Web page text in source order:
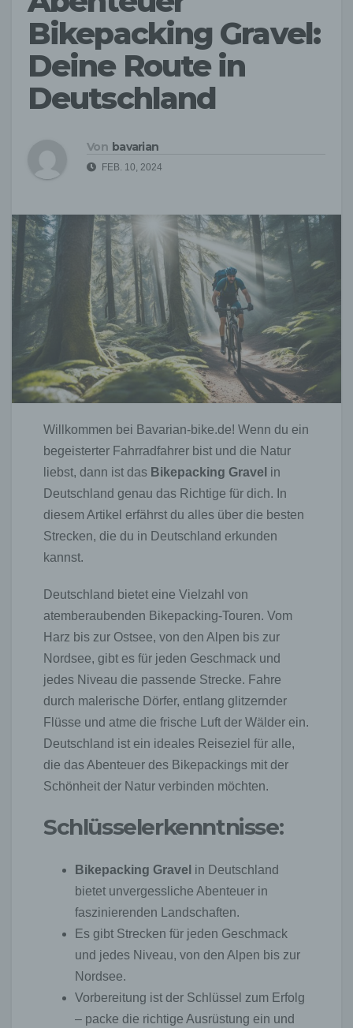
Bikepacking Gravel:
Deine Route in
Deutschland
Von bavarian
FEB. 10, 2024
Willkommen bei Bavarian-bike.de! Wenn du ein
begeisterter Fahrradfahrer bist und die Natur
liebst, dann ist das Bikepacking Gravel in
Deutschland genau das Richtige für dich. In
diesem Artikel erfährst du alles über die besten
Strecken, die du in Deutschland erkunden
kannst.
Deutschland bietet eine Vielzahl von
atemberaubenden Bikepacking-Touren. Vom
Harz bis zur Ostsee, von den Alpen bis zur
Nordsee, gibt es für jeden Geschmack und
jedes Niveau die passende Strecke. Fahre
durch malerische Dörfer, entlang glitzernder
Flüsse und atme die frische Luft der Wälder ein.
Deutschland ist ein ideales Reiseziel für alle,
die das Abenteuer des Bikepackings mit der
Schönheit der Natur verbinden möchten.
Schlüsselerkenntnisse:
Bikepacking Gravel in Deutschland
bietet unvergessliche Abenteuer in
faszinierenden Landschaften.
Es gibt Strecken für jeden Geschmack
und jedes Niveau, von den Alpen bis zur
Nordsee.
Vorbereitung ist der Schlüssel zum Erfolg
– packe die richtige Ausrüstung ein und